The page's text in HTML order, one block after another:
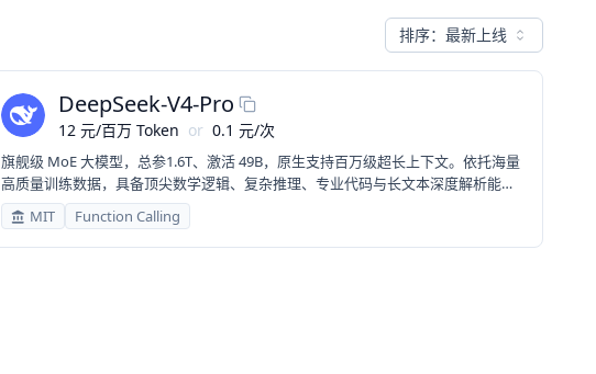
排序： 最新上线
DeepSeek-V4-Pro
12 元/百万 Token or 0.1 元/次
旗舰级 MoE 大模型，总参1.6T、激活 49B，原生支持百万级超长上下文。依托海量
高质量训练数据，具备顶尖数学逻辑、复杂推理、专业代码与长文本深度解析能
力，适配高阶科研、复杂办公、深度智能代理等高难度场景。
MIT Function Calling